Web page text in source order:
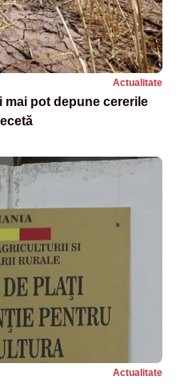
Actualitate
mai pot depune cererile
Actualitate